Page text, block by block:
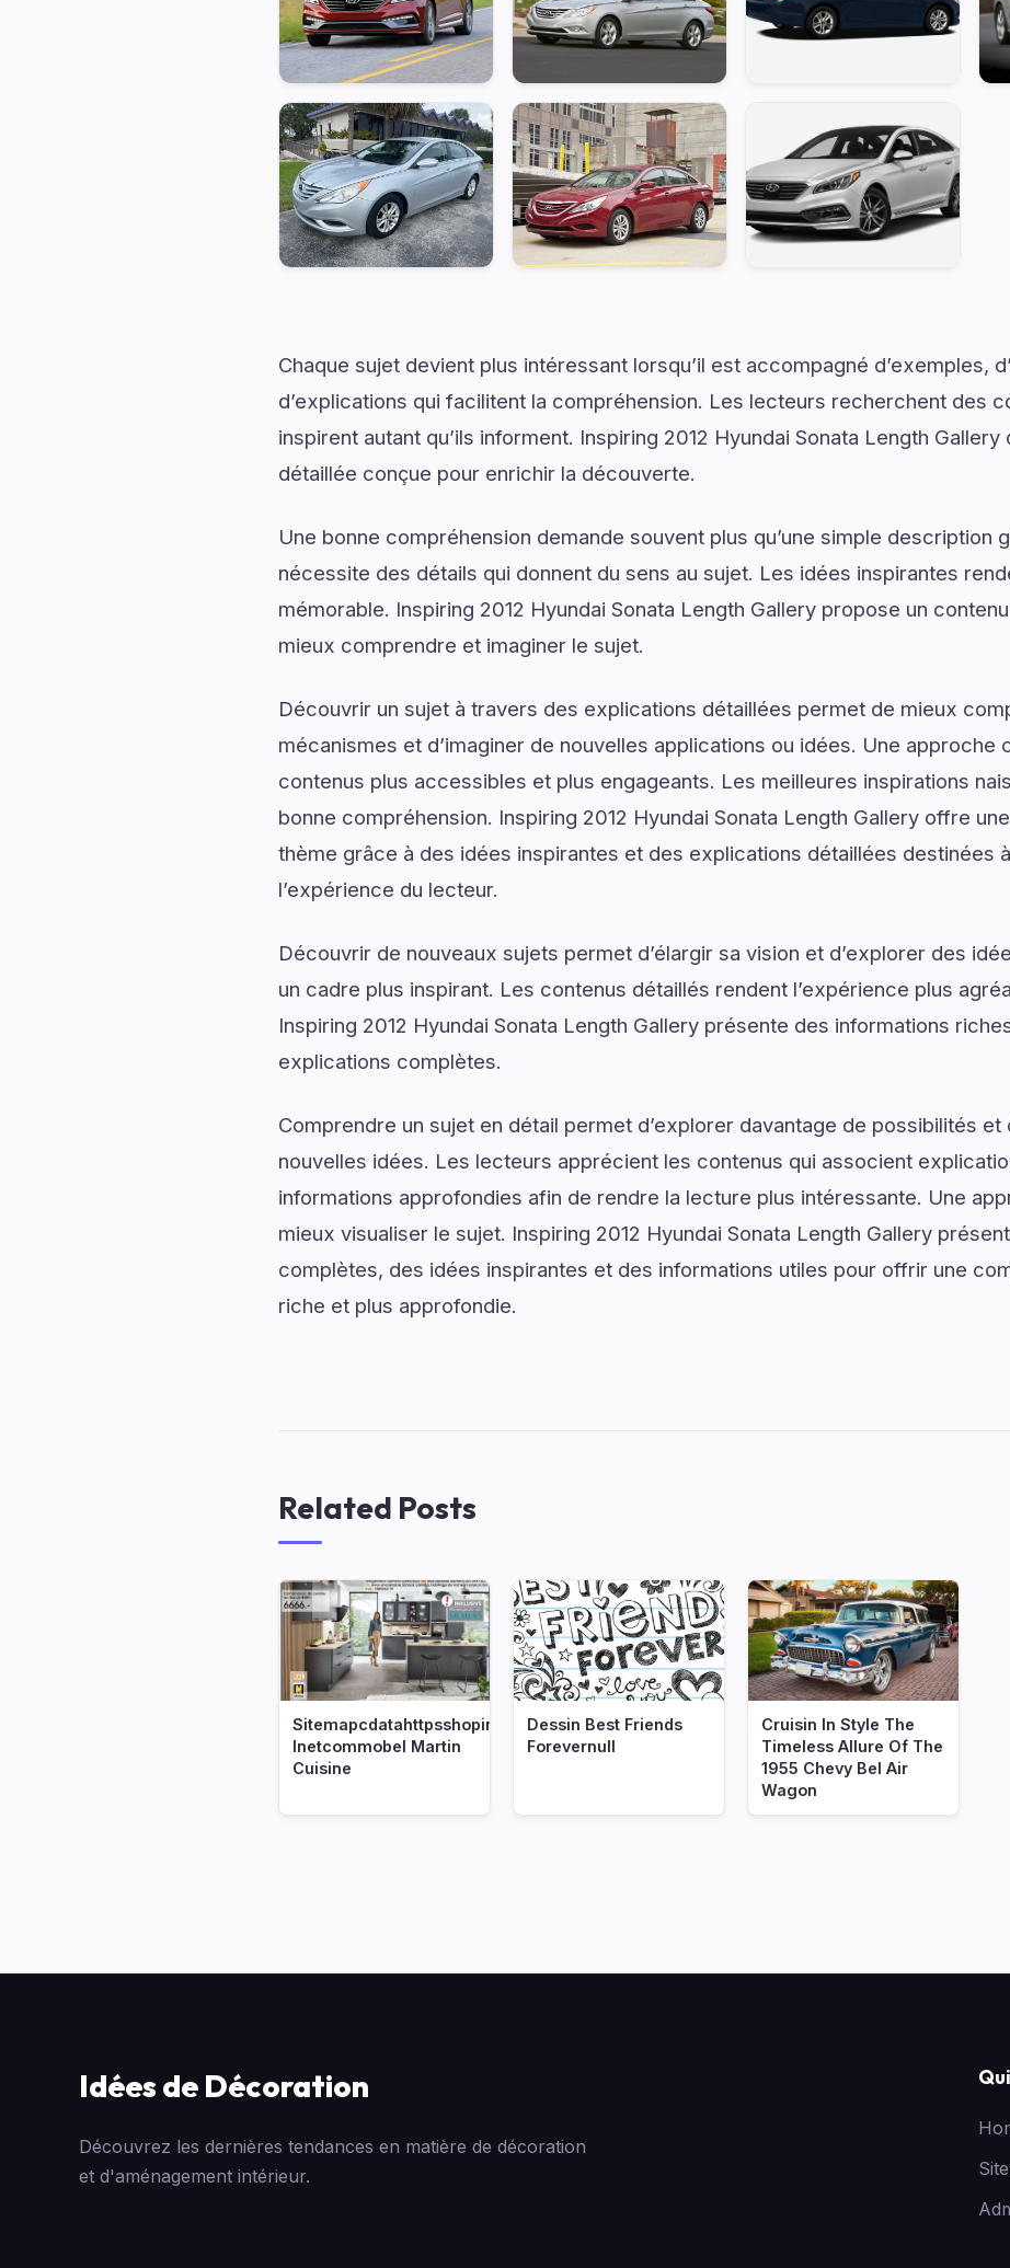
Chaque sujet devient plus intéressant lorsqu’il est accompagné d’exemples,
d’explications qui facilitent la compréhension. Les lecteurs recherchent des
inspirent autant qu’ils informent. Inspiring 2012 Hyundai Sonata Length
détaillée conçue pour enrichir la découverte.
Une bonne compréhension demande souvent plus qu’une simple description
nécessite des détails qui donnent du sens au sujet. Les idées inspirantes
mémorable. Inspiring 2012 Hyundai Sonata Length Gallery propose un
mieux comprendre et imaginer le sujet.
Découvrir un sujet à travers des explications détaillées permet de mieux
mécanismes et d’imaginer de nouvelles applications ou idées. Une approche
contenus plus accessibles et plus engageants. Les meilleures inspirations
bonne compréhension. Inspiring 2012 Hyundai Sonata Length Gallery offre
thème grâce à des idées inspirantes et des explications détaillées destinées
l’expérience du lecteur.
Découvrir de nouveaux sujets permet d’élargir sa vision et d’explorer des
un cadre plus inspirant. Les contenus détaillés rendent l’expérience plus
Inspiring 2012 Hyundai Sonata Length Gallery présente des informations
explications complètes.
Comprendre un sujet en détail permet d’explorer davantage de possibilités
nouvelles idées. Les lecteurs apprécient les contenus qui associent
informations approfondies afin de rendre la lecture plus intéressante. Une
mieux visualiser le sujet. Inspiring 2012 Hyundai Sonata Length Gallery
complètes, des idées inspirantes et des informations utiles pour offrir une
riche et plus approfondie.
Related Posts
Sitemapcdatahttpsshopinf
Inetcommobel Martin
Cuisine
Dessin Best Friends
Forevernull
Cruisin In Style The
Timeless Allure Of The
1955 Chevy Bel Air
Wagon
Idées de Décoration
Découvrez les dernières tendances en matière de décoration
et d'aménagement intérieur.